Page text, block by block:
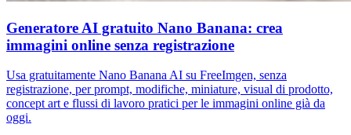
Generatore AI gratuito Nano Banana: crea
immagini online senza registrazione
Usa gratuitamente Nano Banana AI su FreeImgen, senza
registrazione, per prompt, modifiche, miniature, visual di prodotto,
concept art e flussi di lavoro pratici per le immagini online già da
oggi.